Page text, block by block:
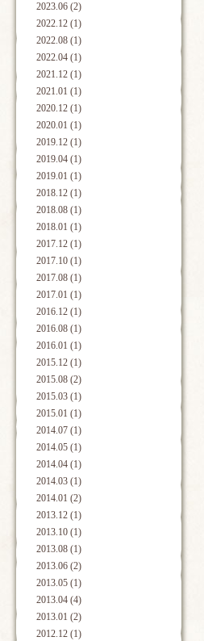
2023.06 (2)
2022.12 (1)
2022.08 (1)
2022.04 (1)
2021.12 (1)
2021.01 (1)
2020.12 (1)
2020.01 (1)
2019.12 (1)
2019.04 (1)
2019.01 (1)
2018.12 (1)
2018.08 (1)
2018.01 (1)
2017.12 (1)
2017.10 (1)
2017.08 (1)
2017.01 (1)
2016.12 (1)
2016.08 (1)
2016.01 (1)
2015.12 (1)
2015.08 (2)
2015.03 (1)
2015.01 (1)
2014.07 (1)
2014.05 (1)
2014.04 (1)
2014.03 (1)
2014.01 (2)
2013.12 (1)
2013.10 (1)
2013.08 (1)
2013.06 (2)
2013.05 (1)
2013.04 (4)
2013.01 (2)
2012.12 (1)